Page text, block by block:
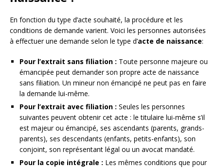
En fonction du type d’acte souhaité, la procédure et les
conditions de demande varient. Voici les personnes autorisées
à effectuer une demande selon le type d’acte de naissance:
Pour l’extrait sans filiation : Toute personne majeure ou
émancipée peut demander son propre acte de naissance
sans filiation. Un mineur non émancipé ne peut pas en faire
la demande lui-même.
Pour l’extrait avec filiation : Seules les personnes
suivantes peuvent obtenir cet acte : le titulaire lui-même s’il
est majeur ou émancipé, ses ascendants (parents, grands-
parents), ses descendants (enfants, petits-enfants), son
conjoint, son représentant légal ou un avocat mandaté.
Pour la copie intégrale : Les mêmes conditions que pour